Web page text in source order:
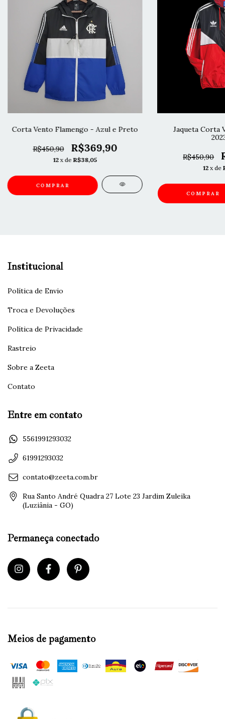
Corta Vento Flamengo - Azul e Preto
R$450,90 R$369,90
12 x deR$38,05
COMPRAR
Jaqueta Corta
R$450,90
12 x de
COMPRAR
Institucional
Política de Envio
Troca e Devoluções
Política de Privacidade
Rastreio
Sobre a Zeeta
Contato
Entre em contato
5561991293032
61991293032
contato@zeeta.com.br
Rua Santo André Quadra 27 Lote 23 Jardim Zuleika
(Luziânia - GO)
Permaneça conectado
Meios de pagamento